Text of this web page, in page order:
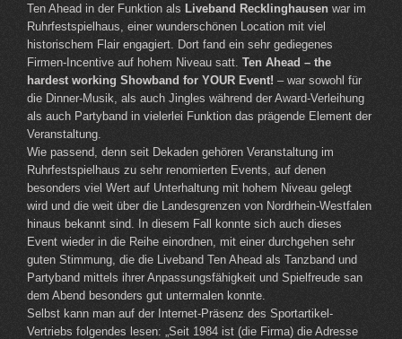
Ten Ahead in der Funktion als Liveband Recklinghausenwar im
Ruhrfestspielhaus, einer wunderschönen Location mit viel
historischem Flair engagiert. Dort fand ein sehr gediegenes
Firmen-Incentive auf hohem Niveau satt. Ten Ahead – the
hardest working Showband for YOUR Event! – war sowohl für
die Dinner-Musik, als auch Jingles während der Award-Verleihung
als auch Partyband in vielerlei Funktion das prägende Element der
Veranstaltung.
Wie passend, denn seit Dekaden gehören Veranstaltung im
Ruhrfestspielhaus zu sehr renomierten Events, auf denen
besonders viel Wert auf Unterhaltung mit hohem Niveau gelegt
wird und die weit über die Landesgrenzen von Nordrhein-Westfalen
hinaus bekannt sind. In diesem Fall konnte sich auch dieses
Event wieder in die Reihe einordnen, mit einer durchgehen sehr
guten Stimmung, die die Liveband Ten Ahead als Tanzband und
Partyband mittels ihrer Anpassungsfähigkeit und Spielfreude san
dem Abend besonders gut untermalen konnte.
Selbst kann man auf der Internet-Präsenz des Sportartikel-
Vertriebs folgendes lesen: „Seit 1984 ist (die Firma) die Adresse